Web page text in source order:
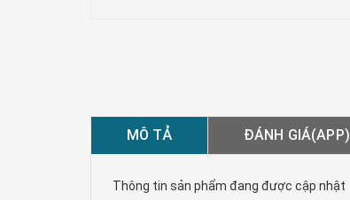
MÔ TẢ ĐÁNH GIÁ(APP)
Thông tin sản phẩm đang được cập nhật